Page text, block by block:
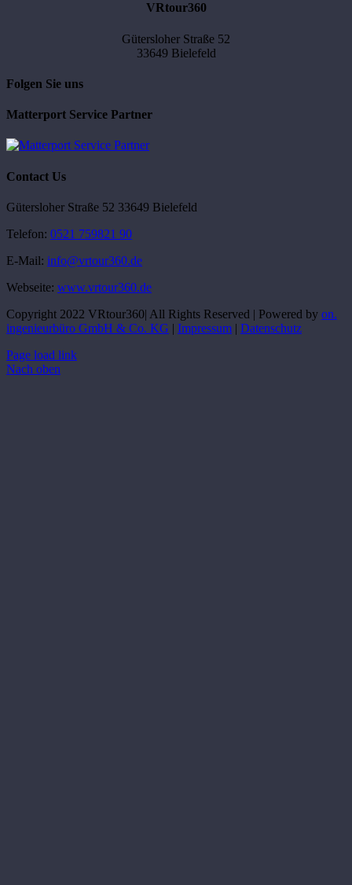
VRtour360
Gütersloher Straße 52
33649 Bielefeld
Folgen Sie uns
Matterport Service Partner
Contact Us
Gütersloher Straße 52 33649 Bielefeld
Telefon: 0521 759821 90
E-Mail: info@vrtour360.de
Webseite: www.vrtour360.de
Copyright 2022 VRtour360| All Rights Reserved | Powered by on.
ingenieurbüro GmbH & Co. KG | Impressum | Datenschutz
Page load link
Nach oben